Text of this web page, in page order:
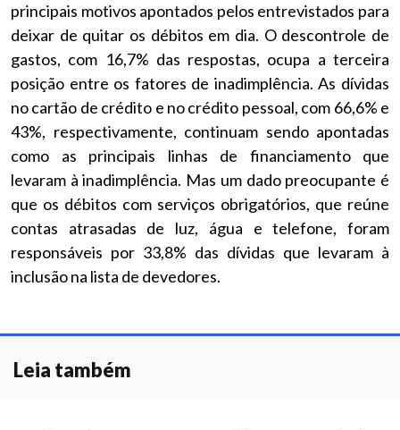
principais motivos apontados pelos entrevistados para
deixar de quitar os débitos em dia. O descontrole de
gastos, com 16,7% das respostas, ocupa a terceira
posição entre os fatores de inadimplência. As dívidas
no cartão de crédito e no crédito pessoal, com 66,6% e
43%, respectivamente, continuam sendo apontadas
como as principais linhas de financiamento que
levaram à inadimplência. Mas um dado preocupante é
que os débitos com serviços obrigatórios, que reúne
contas atrasadas de luz, água e telefone, foram
responsáveis por 33,8% das dívidas que levaram à
inclusão na lista de devedores.
Leia também